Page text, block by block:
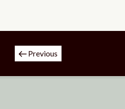
投
稿
ナ
Previous